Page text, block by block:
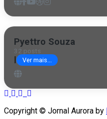
Pyettro Souza
32 posts
Ver mais...
Copyright © Jornal Aurora by